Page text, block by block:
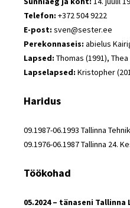
Telefon: +372 504 9222
E-post: sven@sester.ee
Perekonnaseis: abielus
Lapsed: Thomas (1991),
Lapselapsed: Kristopher
Haridus
09.1987-06.1993 Tallinna
09.1976-06.1987 Tallinna 24.
Töökohad
05.2024 – tänaseni